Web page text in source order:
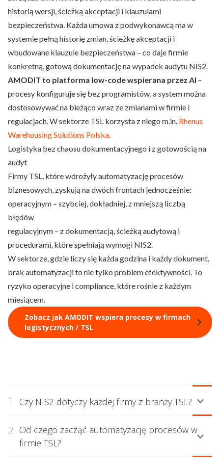
historią wersji, ścieżką akceptacji i klauzulami
bezpieczeństwa. Każda umowa z podwykonawcą ma w
systemie pełną historię zmian, ścieżkę akceptacji i
wbudowane klauzule bezpieczeństwa – co daje firmie
konkretną, gotową dokumentację na wypadek audytu NIS2.
AMODIT to platforma low-codewspierana przez AI –
procesy konfiguruje się bez programistów, a system można
dostosowywać na bieżąco wraz ze zmianami w firmie i
regulacjach. W sektorze TSL korzysta z niego m.in. Rhenus
Warehousing Solutions Polska.
Logistyka bez chaosu dokumentacyjnego i z gotowością na
audyt
Firmy TSL, które wdrożyły automatyzację procesów
biznesowych, zyskują na dwóch frontach jednocześnie:
operacyjnym – szybciej, dokładniej, z mniejszą liczbą
błędów
regulacyjnym – z dokumentacją, ścieżką audytową i
procedurami, które spełniają wymogi NIS2.
W sektorze, gdzie liczy się każda godzina i każdy dokument,
brak automatyzacji to nie tylko problem efektywności. To
ryzyko operacyjne i compliance, które rośnie z każdym
miesiącem.
Zobacz jak AMODIT wspiera procesy w firmach
logistycznych / TSL
1 Czy NIS2 dotyczy każdej firmy z branży TSL?
Nie każdej. NIS2 obejmuje głównie średnie i duże firmy
transportowe i logistyczne. Transport jest jednak
wymieniony w dyrektywie jako sektor kluczowy, co
oznacza najostrzejszy reżim wymogów. Mniejsze firmy
2 Od czego zacząć automatyzację procesów w
firmie TSL?
Najlepiej od obszaru, który dziś generuje największe